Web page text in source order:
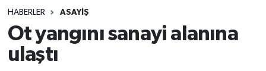
HABERLER ASAYIŞ
Ot yangını sanayi alanına
ulaştı
Spor